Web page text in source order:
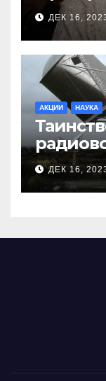
меня
ДЕК 16,
АКЦИИ НАУКА
ДЕК 16,